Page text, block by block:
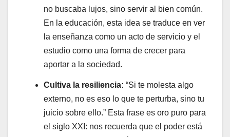
no buscaba lujos, sino servir al bien común.
En la educación, esta idea se traduce en ver
la enseñanza como un acto de servicio y el
estudio como una forma de crecer para
aportar a la sociedad.
Cultiva la resiliencia: “Si te molesta algo
externo, no es eso lo que te perturba, sino tu
juicio sobre ello.” Esta frase es oro puro para
el siglo XXI: nos recuerda que el poder está